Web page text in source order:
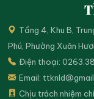
Tầng 4, Khu B,
Phú, Phường Xuân
Điện thoại:
Email:
Chịu trách nhiệm